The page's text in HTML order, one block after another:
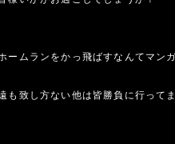
ームランをかっ飛ばすなんてマン
も致し方ない他は皆勝負に行って